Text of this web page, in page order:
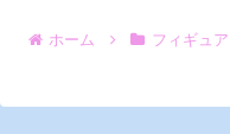
ホーム フィギュア